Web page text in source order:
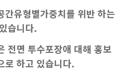
간유형별가중치를 위반 하는
습니다.
전면 투수포장애 대해 홍보
로 하고 있습니다.